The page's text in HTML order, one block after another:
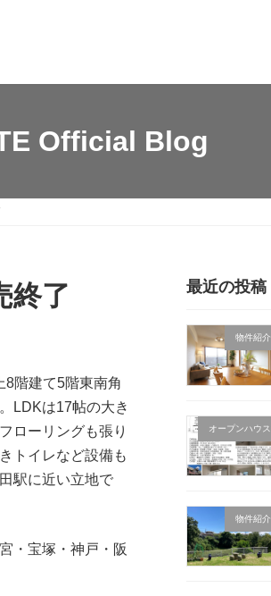
Official Blog
終了
階建て5階東南角
LDKは17帖の大き
ローリングも張り
トイレなど設備も
駅に近い立地で
・宝塚・神戸・阪
最近の投稿
物件紹介
オープンハウス
物件紹介